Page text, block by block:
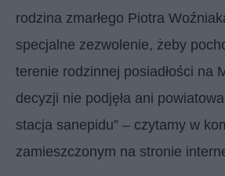
rodzina zmarłego Piotra
specjalne zezwolenie, żeby
terenie rodzinnej posiadłości na
decyzji nie podjęła ani
stacja sanepidu” – czytamy w
zamieszczonym na stronie